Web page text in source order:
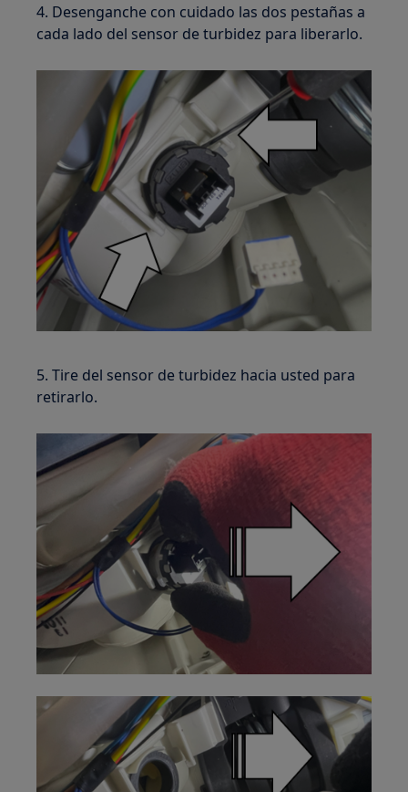
4. Desenganche con cuidado las dos pestañas a
cada lado del sensor de turbidez para liberarlo.
5. Tire del sensor de turbidez hacia usted para
retirarlo.